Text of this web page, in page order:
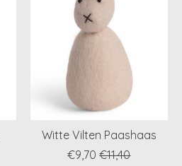
Witte Vilten Paashaas
€9,70 €11,40